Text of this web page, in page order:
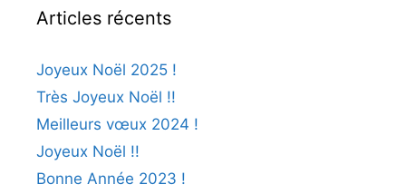
Articles récents
Joyeux Noël 2025 !
Très Joyeux Noël !!
Meilleurs vœux 2024 !
Joyeux Noël !!
Bonne Année 2023 !